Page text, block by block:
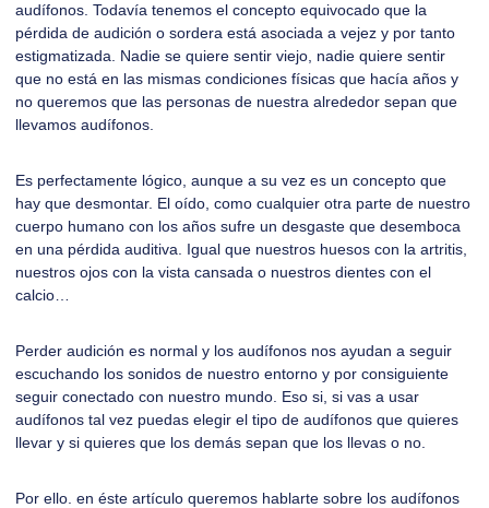
audífonos. Todavía tenemos el concepto equivocado que la
pérdida de audición o sordera está asociada a vejez y por tanto
estigmatizada. Nadie se quiere sentir viejo, nadie quiere sentir
que no está en las mismas condiciones físicas que hacía años y
no queremos que las personas de nuestra alrededor sepan que
llevamos audífonos.
Es perfectamente lógico, aunque a su vez es un concepto que
hay que desmontar. El oído, como cualquier otra parte de nuestro
cuerpo humano con los años sufre un desgaste que desemboca
en una pérdida auditiva. Igual que nuestros huesos con la artritis,
nuestros ojos con la vista cansada o nuestros dientes con el
calcio…
Perder audición es normal y los audífonos nos ayudan a seguir
escuchando los sonidos de nuestro entorno y por consiguiente
seguir conectado con nuestro mundo. Eso si, si vas a usar
audífonos tal vez puedas elegir el tipo de audífonos que quieres
llevar y si quieres que los demás sepan que los llevas o no.
Por ello. en éste artículo queremos hablarte sobre los audífonos